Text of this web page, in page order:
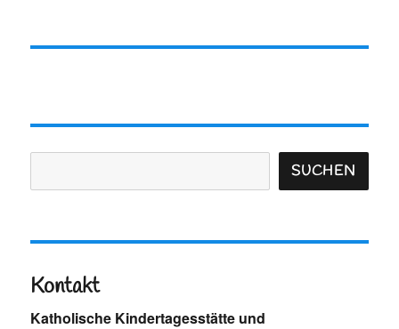
SUCHEN
Kontakt
Katholische Kindertagesstätte und